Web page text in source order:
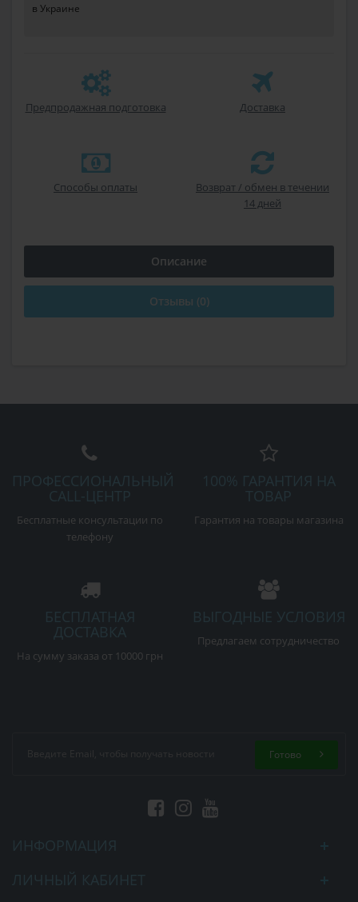
в Украине
Предпродажная подготовка Доставка
Способы оплаты
Возврат / обмен в течении
14 дней
Описание
Отзывы (0)
ПРОФЕССИОНАЛЬНЫЙ
CALL-ЦЕНТР
Бесплатные консультации по
телефону
100% ГАРАНТИЯ НА
ТОВАР
Гарантия на товары магазина
БЕСПЛАТНАЯ
ДОСТАВКА
На сумму заказа от 10000 грн
ВЫГОДНЫЕ УСЛОВИЯ
Предлагаем сотрудничество
Готово
ИНФОРМАЦИЯ
ЛИЧНЫЙ КАБИНЕТ